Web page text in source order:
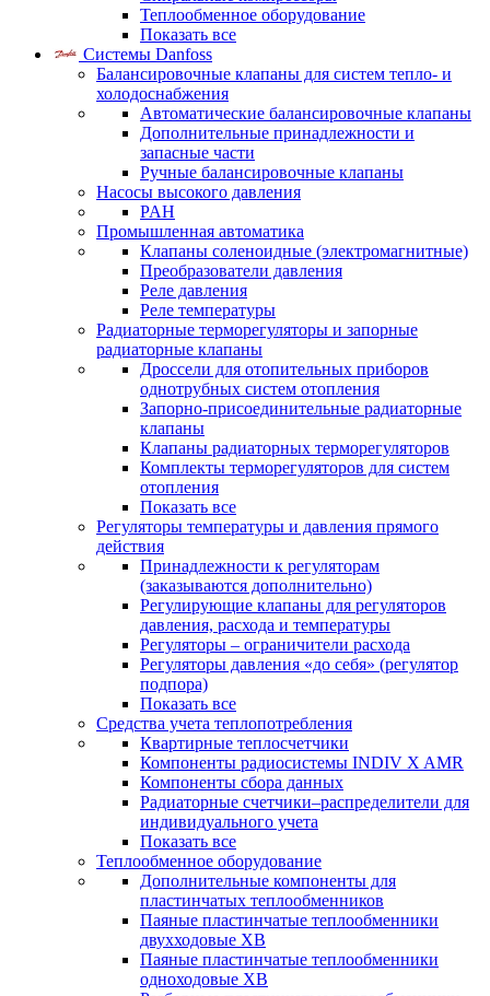
Теплообменное оборудование
Показать все
Системы Danfoss
Балансировочные клапаны для систем тепло- и
холодоснабжения
Автоматические балансировочные клапаны
Дополнительные принадлежности и
запасные части
Ручные балансировочные клапаны
Насосы высокого давления
PAH
Промышленная автоматика
Клапаны соленоидные (электромагнитные)
Преобразователи давления
Реле давления
Реле температуры
Радиаторные терморегуляторы и запорные
радиаторные клапаны
Дроссели для отопительных приборов
однотрубных систем отопления
Запорно-присоединительные радиаторные
клапаны
Клапаны радиаторных терморегуляторов
Комплекты терморегуляторов для систем
отопления
Показать все
Регуляторы температуры и давления прямого
действия
Принадлежности к регуляторам
(заказываются дополнительно)
Регулирующие клапаны для регуляторов
давления, расхода и температуры
Регуляторы – ограничители расхода
Регуляторы давления «до себя» (регулятор
подпора)
Показать все
Средства учета теплопотребления
Квартирные теплосчетчики
Компоненты радиосистемы INDIV X AMR
Компоненты сбора данных
Радиаторные счетчики–распределители для
индивидуального учета
Показать все
Теплообменное оборудование
Дополнительные компоненты для
пластинчатых теплообменников
Паяные пластинчатые теплообменники
двухходовые XB
Паяные пластинчатые теплообменники
одноходовые ХВ